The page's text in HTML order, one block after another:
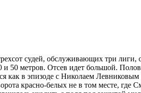
судей, обслуживающих три лиги,
метров. Отсев идет большой.
как в эпизоде с Николаем
красно-белых не в том месте, где